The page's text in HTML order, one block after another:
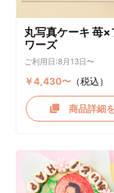
丸写真ケーキ 苺×
ワーズ
ご利用日:8月13日〜
￥4,430〜（税込）
商品詳細